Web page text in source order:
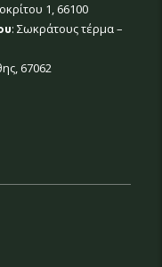
1, 66100
: Σωκράτους τέρμα –
67062